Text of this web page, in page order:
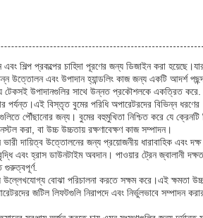
শিল্প প্রকল্পের চাহিদা পূরণের জন্য ডিজাইন করা
উত্তোলন এবং উপাদান হ্যান্ডলিং কাজ জন্য একটি আদর্শ
টেকসই উপাদানগুলির সাথে উন্নত প্রকৌশলকে একত্রিত করে.
বিস্তৃত বুমের পরিধি অপারেটরদের বিভিন্ন ধরণের
পৌঁছানোর জন্য। বুমের বহুমুখিতা নিশ্চিত করে যে ক্রেনটি
করা, বা উচ্চ উচ্চতায় রক্ষণাবেক্ষণ কাজ সম্পাদন।
দায়িত্ব উত্তোলনের জন্য প্রয়োজনীয় ধারাবাহিক এবং
এবং হ্রাস ডাউনটাইম অবদান। পাওয়ার ট্রেন জ্বালানী
গুরুত্বপূর্ণ.
বোঝা পরিচালনা করতে সক্ষম করে।এই ক্ষমতা
জটিল লিফটগুলি নিরাপদে এবং নির্ভুলভাবে সম্পাদন